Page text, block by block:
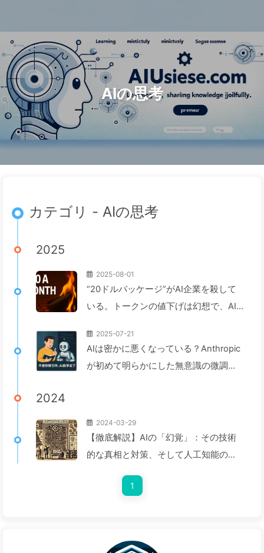
AIの思考
カテゴリ - AIの思考
2025
2025-08-01
“20ドルパッケージ”がAI企業を殺して
いる。トークンの値下げは幻想で、AI
ゆっくり学ぶAI164
2025-07-21
AIは密かに悪くなっている？Anthropic
が初めて明らかにした無意識の微調整
2024
2024-03-29
【徹底解説】AIの「幻覚」：その技術
的な真相と対策、そして人工知能の未
1